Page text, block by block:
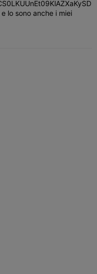
lo sono anche i miei